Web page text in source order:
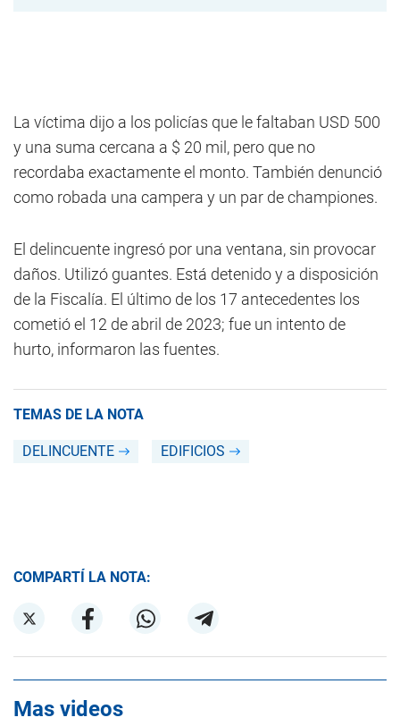
La víctima dijo a los policías que le faltaban USD 500
y una suma cercana a $ 20 mil, pero que no
recordaba exactamente el monto. También denunció
como robada una campera y un par de championes.
El delincuente ingresó por una ventana, sin provocar
daños. Utilizó guantes. Está detenido y a disposición
de la Fiscalía. El último de los 17 antecedentes los
cometió el 12 de abril de 2023; fue un intento de
hurto, informaron las fuentes.
TEMAS DE LA NOTA
DELINCUENTE EDIFICIOS
COMPARTÍ LA NOTA:
Mas videos